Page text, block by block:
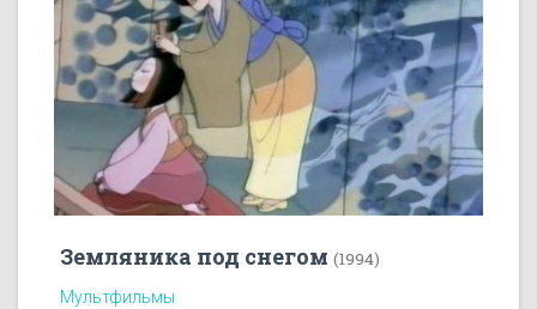
Земляника под снегом (1994)
Мультфильмы